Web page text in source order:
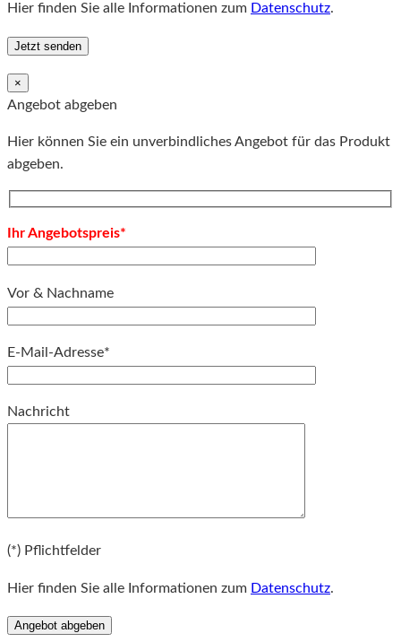
Hier finden Sie alle Informationen zum Datenschutz.
×
Angebot abgeben
Hier können Sie ein unverbindliches Angebot für das Produkt
abgeben.
Ihr Angebotspreis*
Vor & Nachname
E-Mail-Adresse*
Nachricht
(*) Pflichtfelder
Hier finden Sie alle Informationen zum Datenschutz.